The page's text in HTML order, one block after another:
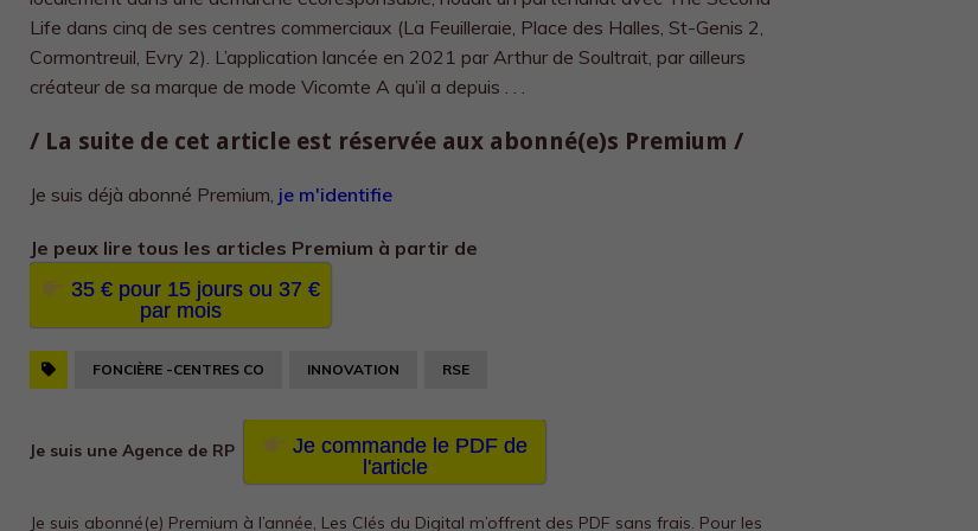
Life dans cinq de ses centres commerciaux (La Feuilleraie, Place des Halles, St-Genis 2,
Cormontreuil, Evry 2). L’application lancée en 2021 par Arthur de Soultrait, par ailleurs
créateur de sa marque de mode Vicomte A qu’il a depuis . . .
/ La suite de cet article est réservée aux abonné(e)s Premium /
Je suis déjà abonné Premium, je m'identifie
Je peux lire tous les articles Premium à partir de
35 € pour 15 jours ou 37 €
par mois
FONCIÈRE -CENTRES CO INNOVATION RSE
Je suis une Agence de RP
Je commande le PDF de
l'article
Je suis abonné(e) Premium à l’année, Les Clés du Digital m’offrent des PDF sans frais. Pour les